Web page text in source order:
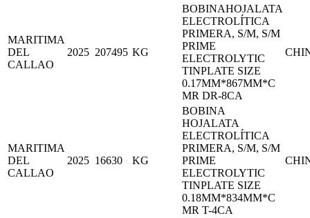
MARITIMA
DEL
CALLAO
2025 207495 KG
BOBINAHOJALATA
ELECTROLÍTICA
PRIMERA, S/M, S/M
PRIME
ELECTROLYTIC
TINPLATE SIZE
0.17MM*867MM*C
MR DR-8CA
MARITIMA
DEL
CALLAO
2025 16630 KG
BOBINA
HOJALATA
ELECTROLÍTICA
PRIMERA, S/M, S/M
PRIME
ELECTROLYTIC
TINPLATE SIZE
0.18MM*834MM*C
MR T-4CA